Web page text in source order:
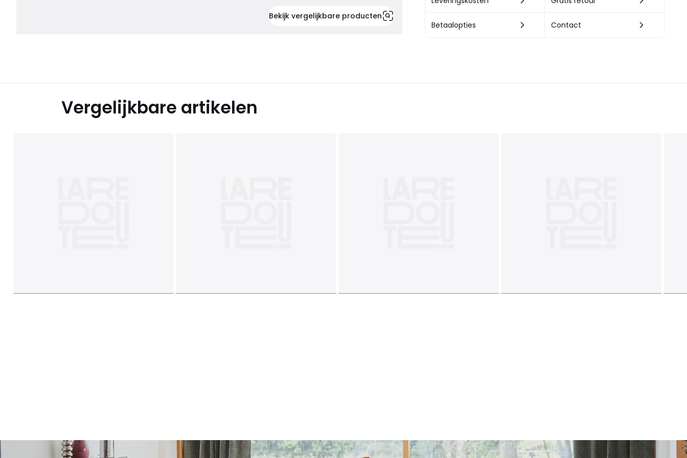
Bekijk vergelijkbare producten
Betaalopties Contact
Vergelijkbare artikelen